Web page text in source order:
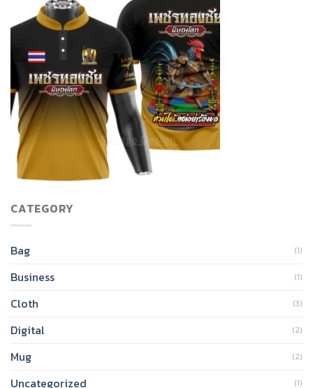
CATEGORY
Bag (1)
Business (1)
Cloth (3)
Digital (2)
Mug (2)
Uncategorized (1)